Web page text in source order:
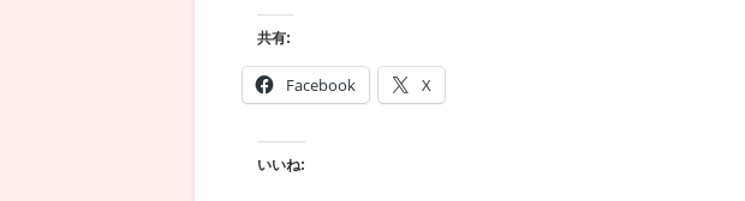
共有:
Facebook X
いいね: